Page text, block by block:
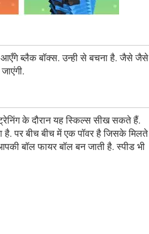
आएँगे ब्लैक बॉक्स. उन्ही से बचना है. जैसे जैसे
के दौरान यह स्किल्स सीख सकते हैं.
पर बीच बीच में एक पॉवर है जिसके मिलते
बॉल फायर बॉल बन जाती है. स्पीड भी